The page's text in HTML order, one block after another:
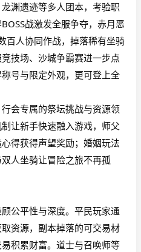
渊遗迹等多人团本，考验职
BOSS战激发全服争夺，赤月恶
百人协同作战，掉落稀有坐骑
技场、沙城争霸赛进一步点
号与限定外观，更可登上全
会专属的祭坛挑战与资源领
让新手快速融入游戏，师父
得获得声望奖励；婚姻玩法
人坐骑让冒险之旅不再孤
公平性与深度。平民玩家通
资源，副本掉落的可交易材
积累财富。道士与召唤师等